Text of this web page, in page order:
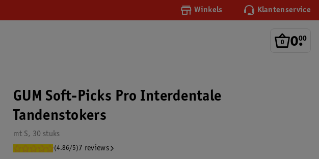
Winkels Klantenservice
0.
00
GUM Soft-Picks Pro Interdentale
Tandenstokers
mt S, 30 stuks
(4.86/5) 7 reviews